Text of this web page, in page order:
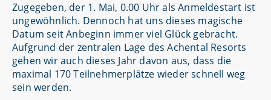
Zugegeben, der 1. Mai, 0.00 Uhr als Anmeldestart ist
ungewöhnlich. Dennoch hat uns dieses magische
Datum seit Anbeginn immer viel Glück gebracht.
Aufgrund der zentralen Lage des Achental Resorts
gehen wir auch dieses Jahr davon aus, dass die
maximal 170 Teilnehmerplätze wieder schnell weg
sein werden.